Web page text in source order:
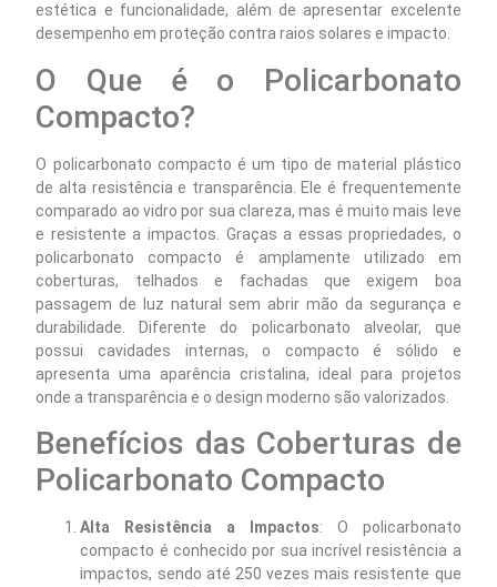
estética e funcionalidade, além de apresentar excelente
desempenho em proteção contra raios solares e impacto.
O Que é o Policarbonato
Compacto?
O policarbonato compacto é um tipo de material plástico
de alta resistência e transparência. Ele é frequentemente
comparado ao vidro por sua clareza, mas é muito mais leve
e resistente a impactos. Graças a essas propriedades, o
policarbonato compacto é amplamente utilizado em
coberturas, telhados e fachadas que exigem boa
passagem de luz natural sem abrir mão da segurança e
durabilidade. Diferente do policarbonato alveolar, que
possui cavidades internas, o compacto é sólido e
apresenta uma aparência cristalina, ideal para projetos
onde a transparência e o design moderno são valorizados.
Benefícios das Coberturas de
Policarbonato Compacto
Alta Resistência a Impactos: O policarbonato
compacto é conhecido por sua incrível resistência a
impactos, sendo até 250 vezes mais resistente que